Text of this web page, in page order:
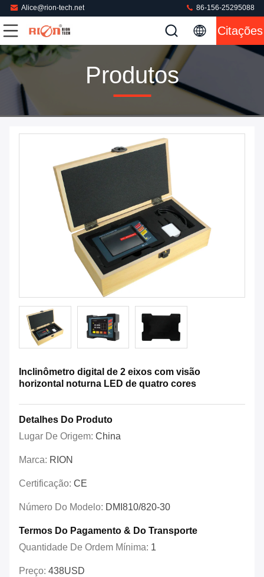
Alice@rion-tech.net 86-156-25295088
Citações
Produtos
Inclinômetro digital de 2 eixos com visão
horizontal noturna LED de quatro cores
Detalhes Do Produto
Lugar De Origem: China
Marca: RION
Certificação: CE
Número Do Modelo: DMI810/820-30
Termos Do Pagamento & Do Transporte
Quantidade De Ordem Mínima: 1
Preço: 438USD